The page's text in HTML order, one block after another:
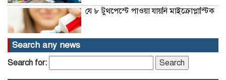
যে ৮ টুথপেস্টে পাওয়া যায়নি মাইক্রোপ্লাস্টিক
হারিচ আহম্মদ হত্যা মামলার আরও দুই
এজাহারভুক্ত আসামি ঢাকা-নারায়ণগঞ্জ থেকে
Search any news
Search for: